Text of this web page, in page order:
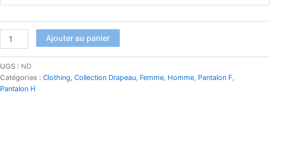
à
38,90 €
de
survêtement
unisexe
blanc
Ajouter au panier
UGS : ND
Catégories : Clothing, Collection Drapeau, Femme, Homme, Pantalon F,
Pantalon H